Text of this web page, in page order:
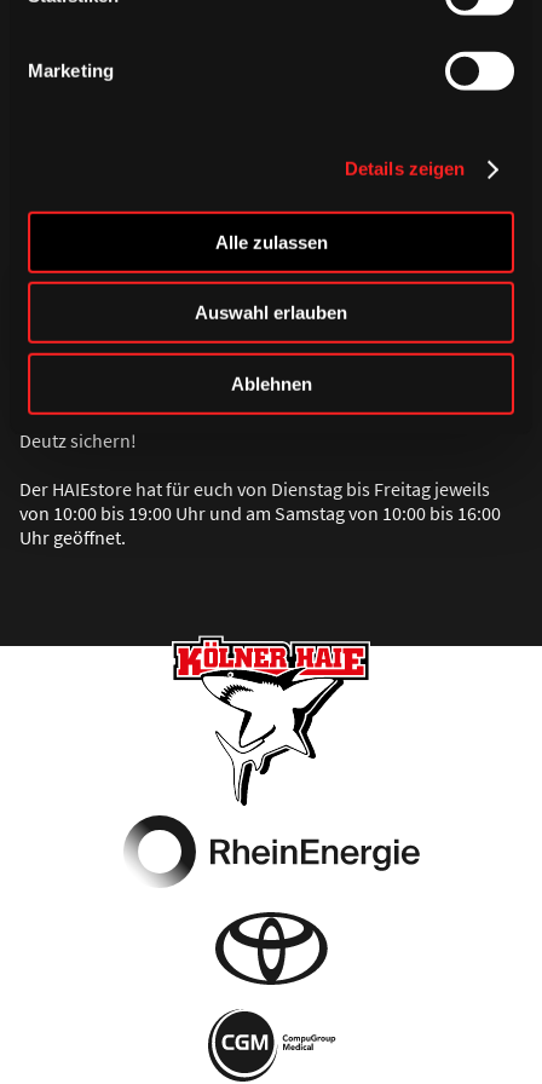
Marketing
Details zeigen
Alle zulassen
Auswahl erlauben
Ablehnen
Ab sofort könnt ihr euch unser Auswärtstrikot der Saison
2026/2027 im ONLINEstore sowie vor Ort im HAIEstore in Köln-
Deutz sichern!
Der HAIEstore hat für euch von Dienstag bis Freitag jeweils
von 10:00 bis 19:00 Uhr und am Samstag von 10:00 bis 16:00
Uhr geöffnet.